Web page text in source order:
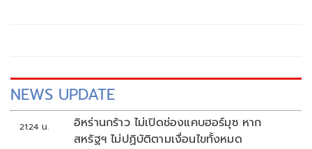
NEWS UPDATE
21:24 น.
อิหร่านกร้าว ไม่เปิดช่องแคบฮอร์มุซ หาก
สหรัฐฯ ไม่ปฏิบัติตามเงื่อนไขทั้งหมด